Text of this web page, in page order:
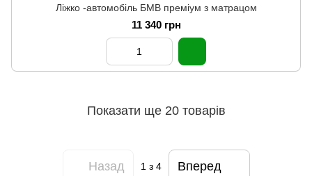
Ліжко -автомобіль БМВ преміум з матрацом
11 340 грн
Показати ще 20 товарів
Назад 1 з 4 Вперед